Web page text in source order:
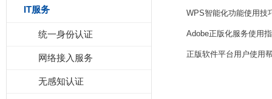
IT服务
统一身份认证
网络接入服务
无感知认证
WPS智能化功能使用技
Adobe正版化服务使用
正版软件平台用户使用